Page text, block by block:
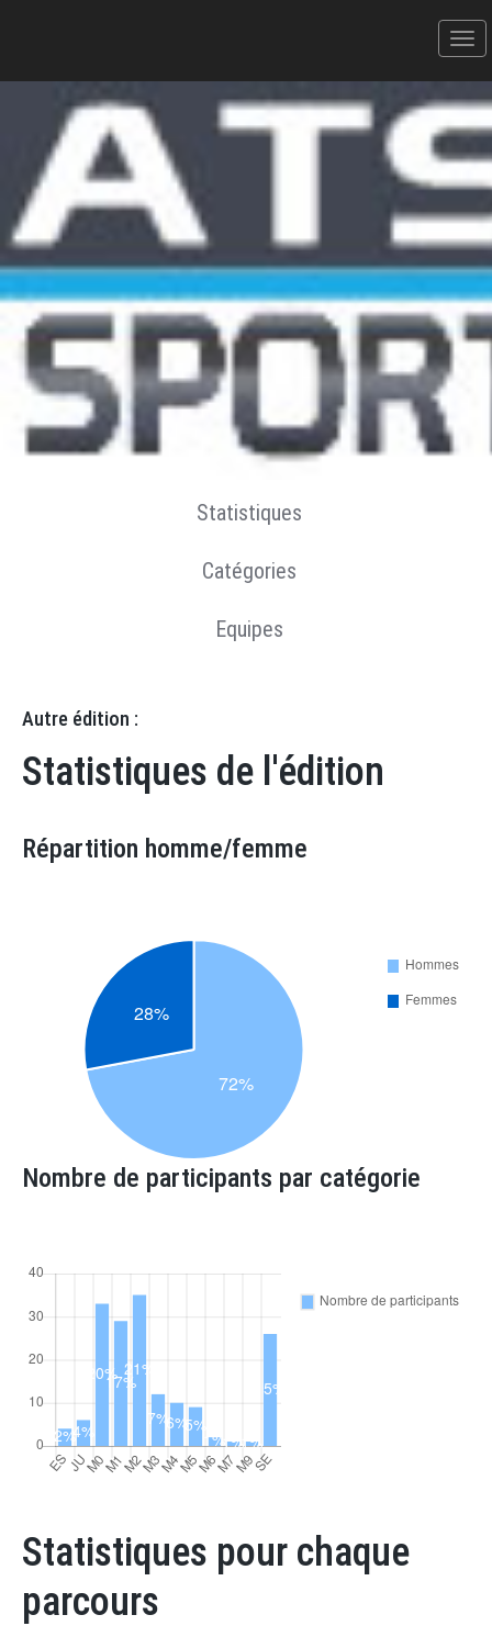
Trail des Ruffes - 17/09/2023
Roc and Ruffes (11.5 Km - 450m D+)
Donner votre avis
Aperçu
Résultats
Statistiques
Catégories
Equipes
Autre édition :
Statistiques de l'édition
Répartition homme/femme
Nombre de participants par catégorie
Statistiques pour chaque
parcours